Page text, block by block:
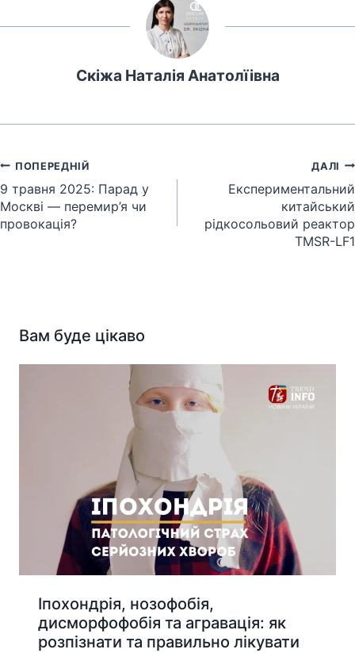
Скіжа Наталія Анатолїівна
Навігація
записів
ПОПЕРЕДНІЙ
9 травня 2025: Парад у
Москві — перемир’я чи
провокація?
ДАЛІ
Експериментальний
китайський
рідкосольовий реактор
TMSR-LF1
Вам буде цікаво
Іпохондрія, нозофобія,
дисморфофобія та агравація: як
розпізнати та правильно лікувати